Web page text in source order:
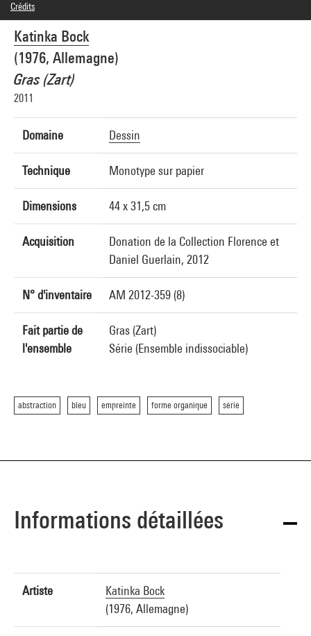
Katinka Bock
(1976, Allemagne)
Gras (Zart)
2011
Domaine Dessin
Technique Monotype sur papier
Dimensions 44 x 31,5 cm
Acquisition
Donation de la Collection Florence et
Daniel Guerlain, 2012
N° d'inventaire AM 2012-359 (8)
Fait partie de
l'ensemble
Gras (Zart)
Série (Ensemble indissociable)
abstraction bleu empreinte forme organique série
Crédits
© Katinka Bock
Crédit photographique : André Morin/Dist. GrandPalaisRmn
Réf. image : 4L02519
Diffusion image :GrandPalaisRmnPhoto
Informations détaillées
Artiste
Katinka Bock
(1976, Allemagne)